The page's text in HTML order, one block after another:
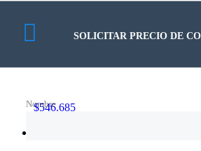
$546.685
SOLICITAR PRECIO DE
Nombre